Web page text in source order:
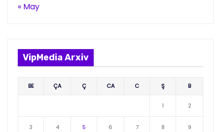
« May
VipMedia Arxiv
BE ÇA Ç CA C Ş B
1 2
3 4 5 6 7 8 9